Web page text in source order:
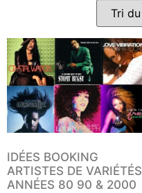
IDÉES BOOKING
ARTISTES DE VARIÉTÉS
ANNÉES 80 90 & 2000